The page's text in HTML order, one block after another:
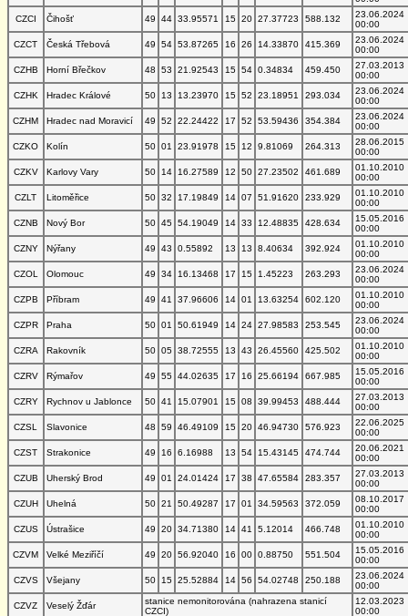
CZCI
Čihošť 49 44 33.95571 15 20 27.37723 588.132
23.06.2024
00:00
CZCT
Česká Třebová 49 54 53.87265 16 26 14.33870 415.369
23.06.2024
00:00
CZHB
Horní Břečkov 48 53 21.92543 15 54 0.34834 459.450
27.03.2013
00:00
CZHK
Hradec Králové 50 13 13.23970 15 52 23.18951 293.034
23.06.2024
00:00
CZHM
Hradec nad Moravicí 49 52 22.24422 17 52 53.59436 354.384
23.06.2024
00:00
CZKO
Kolín 50 01 23.91978 15 12 9.81069 264.313
28.06.2015
00:00
CZKV
Karlovy Vary 50 14 16.27589 12 50 27.23502 461.689
01.10.2010
00:00
CZLT
Litoměřice 50 32 17.19849 14 07 51.91620 233.929
01.10.2010
00:00
CZNB
Nový Bor 50 45 54.19049 14 33 12.48835 428.634
15.05.2016
00:00
CZNY
Nýřany 49 43 0.55892 13 13 8.40634 392.924
01.10.2010
00:00
CZOL
Olomouc 49 34 16.13468 17 15 1.45223 263.293
23.06.2024
00:00
CZPB
Příbram 49 41 37.96606 14 01 13.63254 602.120
01.10.2010
00:00
CZPR
Praha 50 01 50.61949 14 24 27.98583 253.545
23.06.2024
00:00
CZRA
Rakovník 50 05 38.72555 13 43 26.45560 425.502
01.10.2010
00:00
CZRV
Rýmařov 49 55 44.02635 17 16 25.66194 667.985
15.05.2016
00:00
CZRY
Rychnov u Jablonce 50 41 15.07901 15 08 39.99453 488.444
27.03.2013
00:00
CZSL
Slavonice 48 59 46.49109 15 20 46.94730 576.923
22.06.2025
00:00
CZST
Strakonice 49 16 6.16988 13 54 15.43145 474.744
20.06.2021
00:00
CZUB
Uherský Brod 49 01 24.01424 17 38 47.65584 283.357
27.03.2013
00:00
CZUH
Uhelná 50 21 50.49287 17 01 34.59563 372.059
08.10.2017
00:00
CZUS
Ústrašice 49 20 34.71380 14 41 5.12014 466.748
01.10.2010
00:00
CZVM
Velké Meziříčí 49 20 56.92040 16 00 0.88750 551.504
15.05.2016
00:00
CZVS
Všejany 50 15 25.52884 14 56 54.02748 250.188
23.06.2024
00:00
CZVZ
Veselý Žďár
stanice nemonitorována (nahrazena stanicí
CZCI)
12.03.2023
00:00